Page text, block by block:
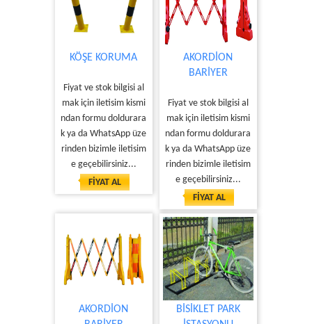
KÖŞE KORUMA
Fiyat ve stok bilgisi al
mak için iletisim kismi
ndan formu doldurara
k ya da WhatsApp üze
rinden bizimle iletisim
e geçebilirsiniz...
FİYAT AL
AKORDİON
BARİYER
Fiyat ve stok bilgisi al
mak için iletisim kismi
ndan formu doldurara
k ya da WhatsApp üze
rinden bizimle iletisim
e geçebilirsiniz...
FİYAT AL
AKORDİON
BİSİKLET PARK